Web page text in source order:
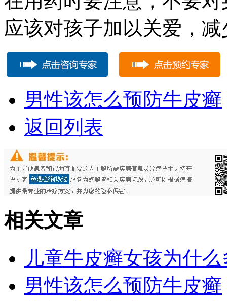
应该对孩子加以关爱，
男性该怎么预防牛皮癣
返回列表
相关文章
儿童牛皮癣女孩为什么
男性该怎么预防牛皮癣